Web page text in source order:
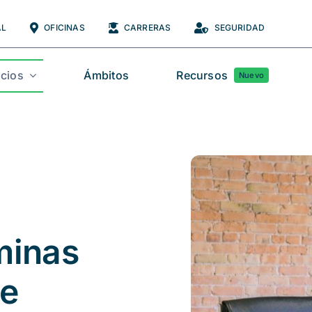
OFICINAS CARRERAS SEGURIDAD
Ámbitos Recursos Nuevo